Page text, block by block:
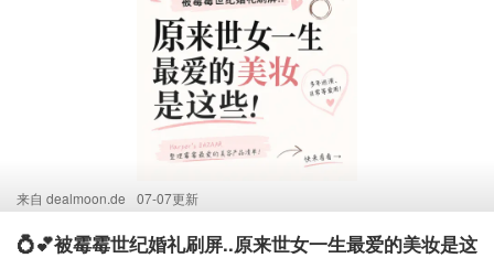
来自 dealmoon.de 07-07更新
💍💕被霉霉世纪婚礼刷屏..原来世女一生最爱的美妆是这